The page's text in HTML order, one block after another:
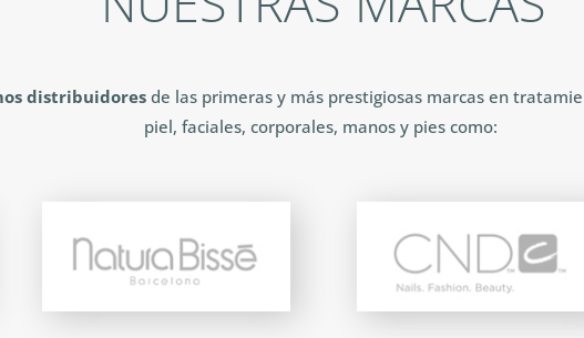
distribuidores de las primeras y más prestigiosas marcas en
piel, faciales, corporales, manos y pies como: